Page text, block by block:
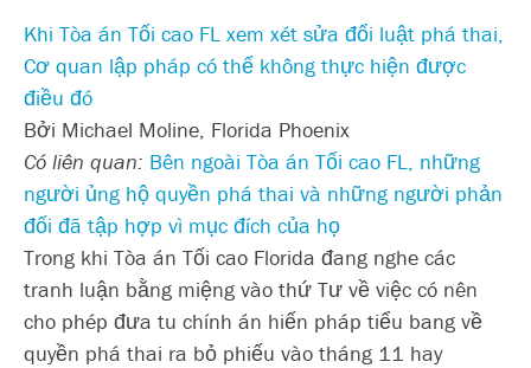
Khi Tòa án Tối cao FL xem xét sửa đổi luật phá thai,
Cơ quan lập pháp có thể không thực hiện được
điều đó
Bởi Michael Moline, Florida Phoenix
Có liên quan: Bên ngoài Tòa án Tối cao FL, những
người ủng hộ quyền phá thai và những người phản
đối đã tập hợp vì mục đích của họ
Trong khi Tòa án Tối cao Florida đang nghe các
tranh luận bằng miệng vào thứ Tư về việc có nên
cho phép đưa tu chính án hiến pháp tiểu bang về
quyền phá thai ra bỏ phiếu vào tháng 11 hay